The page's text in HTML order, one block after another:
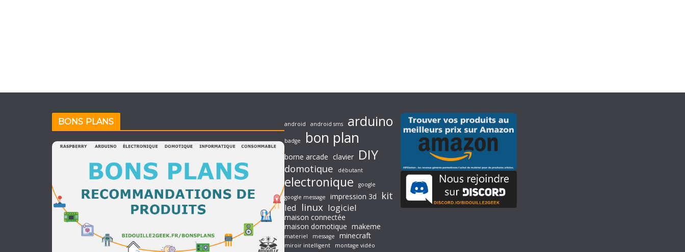
BONS PLANS android android sms arduino
badge bon plan
borne arcade clavier DIY
domotique débutant
electronique
google
google message
impression 3d kit
led linux logiciel
maison connectée
maison domotique makeme
materiel message minecraft
miroir intelligent
montage vidéo